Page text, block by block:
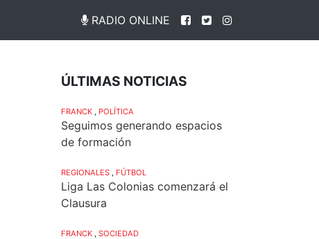
RADIO ONLINE
ÚLTIMAS NOTICIAS
FRANCK POLÍTICA
Seguimos generando espacios
de formación
REGIONALES FÚTBOL
Liga Las Colonias comenzará el
Clausura
FRANCK SOCIEDAD